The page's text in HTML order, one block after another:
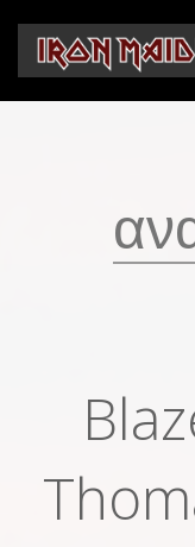
CD
Βίντεο bootlegs
Περιοδικά